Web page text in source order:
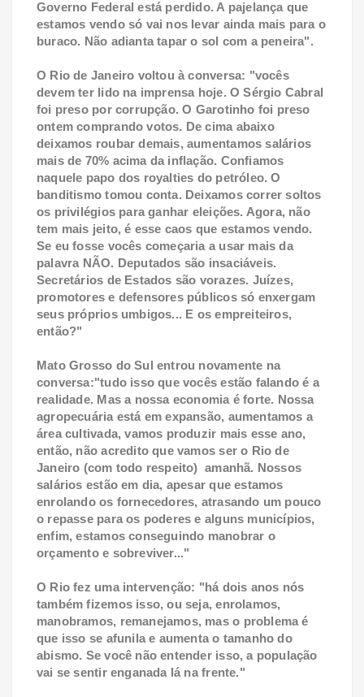
Governo Federal está perdido. A pajelança que
estamos vendo só vai nos levar ainda mais para o
buraco. Não adianta tapar o sol com a peneira".
O Rio de Janeiro voltou à conversa: "vocês
devem ter lido na imprensa hoje. O Sérgio Cabral
foi preso por corrupção. O Garotinho foi preso
ontem comprando votos. De cima abaixo
deixamos roubar demais, aumentamos salários
mais de 70% acima da inflação. Confiamos
naquele papo dos royalties do petróleo. O
banditismo tomou conta. Deixamos correr soltos
os privilégios para ganhar eleições. Agora, não
tem mais jeito, é esse caos que estamos vendo.
Se eu fosse vocês começaria a usar mais da
palavra NÃO. Deputados são insaciáveis.
Secretários de Estados são vorazes. Juízes,
promotores e defensores públicos só enxergam
seus próprios umbigos... E os empreiteiros,
então?"
Mato Grosso do Sul entrou novamente na
conversa:"tudo isso que vocês estão falando é a
realidade. Mas a nossa economia é forte. Nossa
agropecuária está em expansão, aumentamos a
área cultivada, vamos produzir mais esse ano,
então, não acredito que vamos ser o Rio de
Janeiro (com todo respeito) amanhã. Nossos
salários estão em dia, apesar que estamos
enrolando os fornecedores, atrasando um pouco
o repasse para os poderes e alguns municípios,
enfim, estamos conseguindo manobrar o
orçamento e sobreviver..."
O Rio fez uma intervenção: "há dois anos nós
também fizemos isso, ou seja, enrolamos,
manobramos, remanejamos, mas o problema é
que isso se afunila e aumenta o tamanho do
abismo. Se você não entender isso, a população
vai se sentir enganada lá na frente."